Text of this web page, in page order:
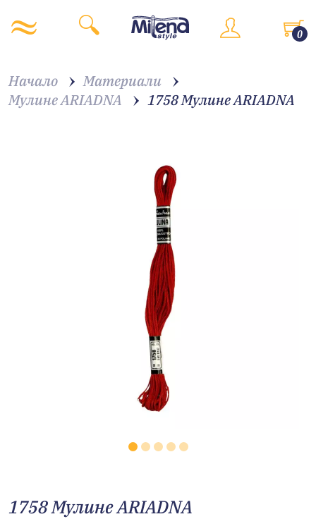
0
Начало
Материали
Мулине ARIADNA
1758 Мулине АRIADNA
1758 Мулине АRIADNA